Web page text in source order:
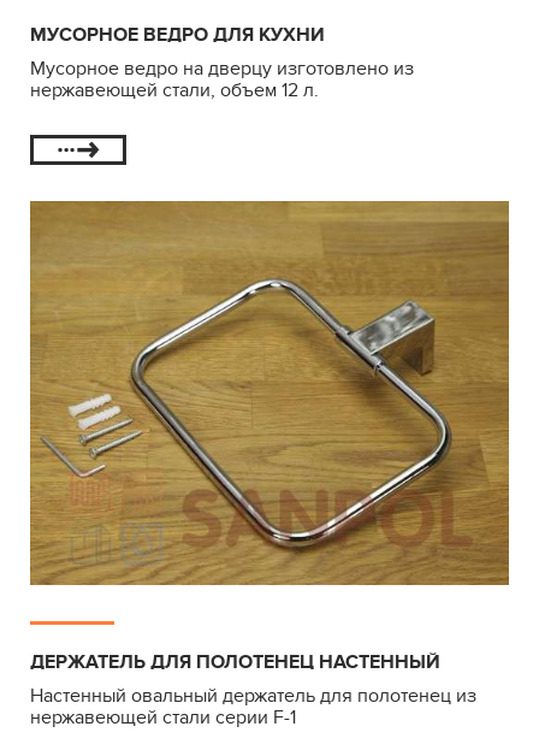
МУСОРНОЕ ВЕДРО ДЛЯ КУХНИ
Мусорное ведро на дверцу изготовлено из
нержавеющей стали, объем 12 л.
ДЕРЖАТЕЛЬ ДЛЯ ПОЛОТЕНЕЦ НАСТЕННЫЙ
Настенный овальный держатель для полотенец из
нержавеющей стали серии F-1